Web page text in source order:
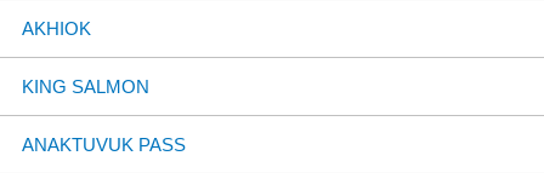
AKHIOK
KING SALMON
ANAKTUVUK PASS